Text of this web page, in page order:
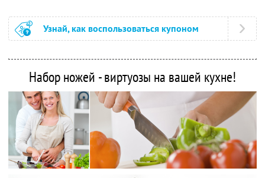
Узнай, как воспользоваться купоном
Набор ножей - виртуозы на вашей кухне!